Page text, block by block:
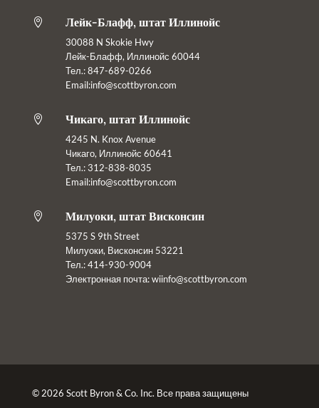
 Лейк-Блафф, штат Иллинойс
30088 N Skokie Hwy
Лейк-Блафф, Иллинойс 60044
Тел.: 847-689-0266
Email:info@scottbyron.com
 Чикаго, штат Иллинойс
4245 N. Knox Avenue
Чикаго, Иллинойс 60641
Тел.: 312-838-8035
Email:info@scottbyron.com
 Милуоки, штат Висконсин
5375 S 9th Street
Милуоки, Висконсин 53221
Тел.: 414-930-9004
Электронная почта:wiinfo@scottbyron.com
© 2026 Scott Byron & Co. Inc. Все права защищены